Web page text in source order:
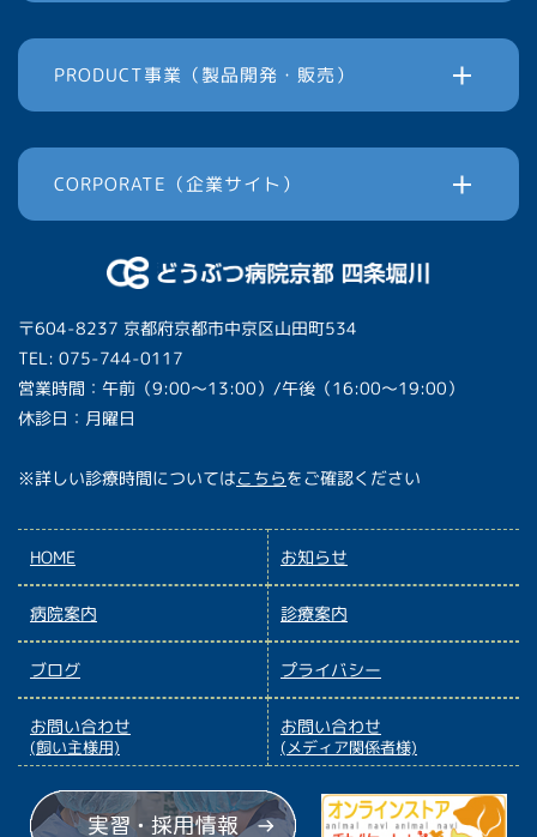
PRODUCT事業（製品開発・販売）
CORPORATE（企業サイト）
〒604-8237 京都府京都市中京区山田町534
TEL: 075-744-0117
営業時間：午前（9:00〜13:00）/午後（16:00〜19:00）
休診日：月曜日
※詳しい診療時間についてはこちらをご確認ください
HOME お知らせ
病院案内 診療案内
ブログ プライバシー
お問い合わせ
(飼い主様用)
お問い合わせ
(メディア関係者様)